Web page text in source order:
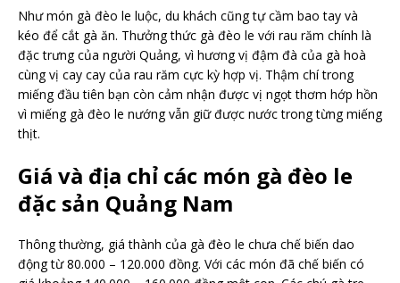
Như món gà đèo le luộc, du khách cũng tự cầm bao tay và
kéo để cắt gà ăn. Thưởng thức gà đèo le với rau răm chính là
đặc trưng của người Quảng, vì hương vị đậm đà của gà hoà
cùng vị cay cay của rau răm cực kỳ hợp vị. Thậm chí trong
miếng đầu tiên bạn còn cảm nhận được vị ngọt thơm hớp hồn
vì miếng gà đèo le nướng vẫn giữ được nước trong từng miếng
thịt.
Giá và địa chỉ các món gà đèo le
đặc sản Quảng Nam
Thông thường, giá thành của gà đèo le chưa chế biến dao
động từ 80.000 – 120.000 đồng. Với các món đã chế biến có